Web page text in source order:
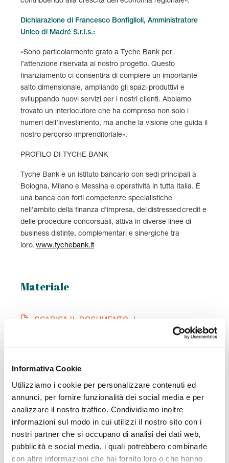
Informativa Cookie
Utilizziamo i cookie per personalizzare contenuti ed
annunci, per fornire funzionalità dei social media e per
analizzare il nostro traffico. Condividiamo inoltre
informazioni sul modo in cui utilizzi il nostro sito con i
nostri partner che si occupano di analisi dei dati web,
pubblicità e social media, i quali potrebbero combinarle
con altre informazioni che hai fornito loro o che hanno
COMUNICATI
PUBBLICATO IL
16/6/2026
Dichiarazione di Francesco Bonfiglioli, Amministratore
Unico di Madré S.r.l.s.:
«Sono particolarmente grato a Tyche Bank per
l’attenzione riservata al nostro progetto. Questo
finanziamento ci consentirà di compiere un importante
salto dimensionale, ampliando gli spazi produttivi e
sviluppando nuovi servizi per i nostri clienti. Abbiamo
trovato un interlocutore che ha compreso non solo i
numeri dell’investimento, ma anche la visione che guida il
nostro percorso imprenditoriale».
PROFILO DI TYCHE BANK
Tyche Bank è un istituto bancario con sedi principali a
Bologna, Milano e Messina e operatività in tutta Italia. È
una banca con forti competenze specialistiche
nell’ambito della finanza d'impresa, del distressed credit e
delle procedure concorsuali, attiva in diverse linee di
business distinte, complementari e sinergiche tra
loro. www.tychebank.it
Materiale
SCARICA IL DOCUMENTO 